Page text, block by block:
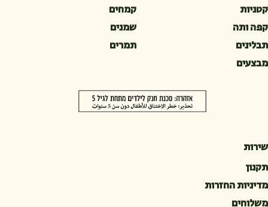
קטניות
קמחים
קפה ותה
שמנים
תבלינים
תמרים
מבצעים
שירות
תקנון
מדיניות החזרות
משלוחים